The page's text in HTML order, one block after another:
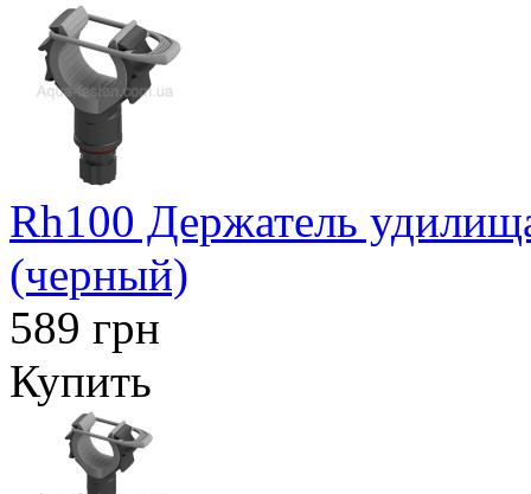
Rh100 Держатель
(черный)
589 грн
Купить